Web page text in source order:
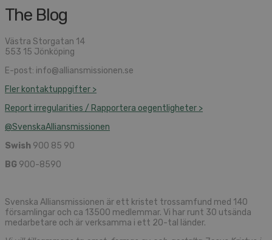
The Blog
Västra Storgatan 14
553 15 Jönköping
E-post: info@alliansmissionen.se
Fler kontaktuppgifter >
Report irregularities / Rapportera oegentligheter >
@SvenskaAlliansmissionen
Swish 900 85 90
BG 900-8590
Svenska Alliansmissionen är ett kristet trossamfund med 140
församlingar och ca 13500 medlemmar. Vi har runt 30 utsända
medarbetare och är verksamma i ett 20-tal länder.